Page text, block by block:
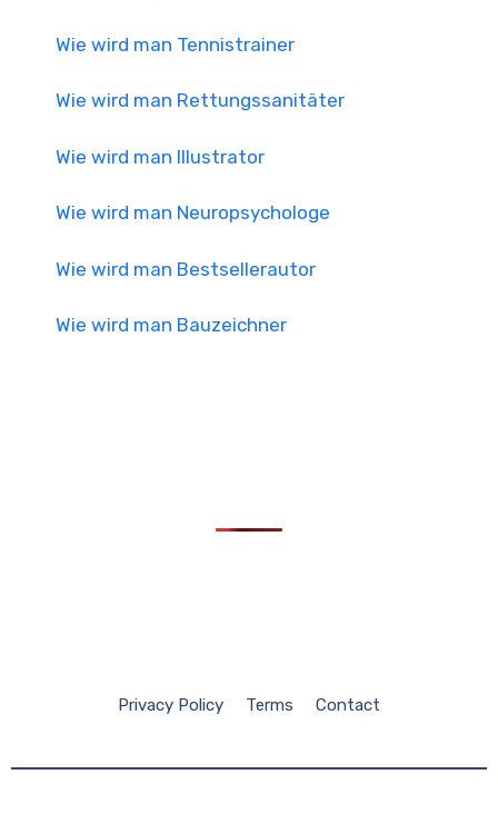
Wie wird man Tennistrainer
Wie wird man Rettungssanitäter
Wie wird man Illustrator
Wie wird man Neuropsychologe
Wie wird man Bestsellerautor
Wie wird man Bauzeichner
Privacy Policy Terms Contact